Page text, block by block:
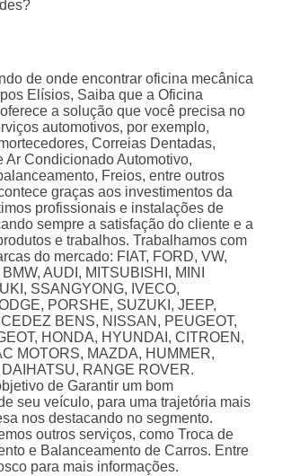
de onde encontrar oficina mecânica
Elísios, Saiba que a Oficina
a solução que você precisa no
automotivos, por exemplo,
Correias Dentadas,
Ar Condicionado Automotivo,
Freios, entre outros
graças aos investimentos da
profissionais e instalações de
sempre a satisfação do cliente e a
e trabalhos. Trabalhamos com
do mercado: FIAT, FORD, VW,
AUDI, MITSUBISHI, MINI
SSANGYONG, IVECO,
PORSHE, SUZUKI, JEEP,
BENS, NISSAN, PEUGEOT,
HONDA, HYUNDAI, CITROEN,
MOTORS, MAZDA, HUMMER,
RANGE ROVER.
de Garantir um bom
seu veículo, para uma trajetória mais
nos destacando no segmento.
outros serviços, como Troca de
e Balanceamento de Carros. Entre
para mais informações.